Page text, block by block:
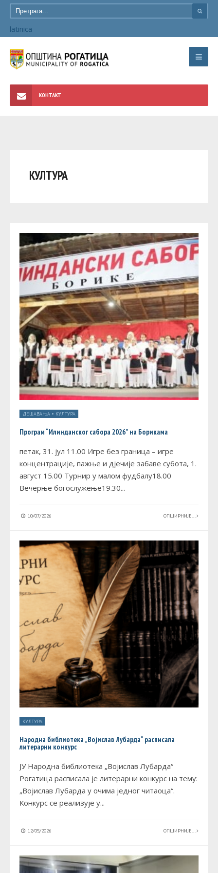
latinica
КОНТАКТ
КУЛТУРА
ДЕШАВАЊА • КУЛТУРА
Програм “Илинданског сабора 2026” на Борикама
петак, 31. јул 11.00 Игре без граница – игре
концентрације, пажње и дјечије забаве субота, 1.
август 15.00 Турнир у малом фудбалу18.00
Вечерње богослужење19.30...
10/07/2026 ОПШИРНИЈЕ...
КУЛТУРА
Народна библиотека „Војислав Лубарда“ расписала
литерарни конкурс
ЈУ Народна библиотека „Војислав Лубарда“
Рогатица расписала је литерарни конкурс на тему:
„Војислав Лубарда у очима једног читаоца“.
Конкурс се реализује у...
12/05/2026 ОПШИРНИЈЕ...